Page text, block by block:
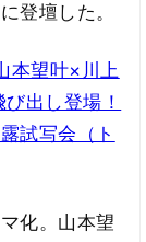
登壇した。
本望叶×川上
出し登場！
試写会（ト
化。山本望